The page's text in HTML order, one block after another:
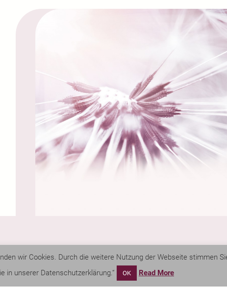
wir Cookies. Durch die weitere Nutzung der Webseite stimmen
in unserer Datenschutzerklärung.“
OK Read More